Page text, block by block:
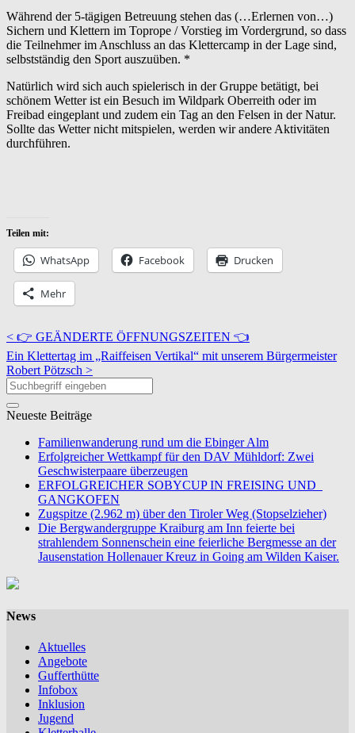
Während der 5-tägigen Betreuung stehen das (…Erlernen von…)
Sichern und Klettern im Toprope / Vorstieg im Vordergrund, so dass
die Teilnehmer im Anschluss an das Klettercamp in der Lage sind,
selbstständig den Sport auszuüben. *
Natürlich wird sich auch spielerisch in der Gruppe betätigt, bei
schönem Wetter ist ein Besuch im Wildpark Oberreith oder im
Freibad eingeplant und zudem ein Tag an den Felsen in der Natur.
Sollte das Wetter nicht mitspielen, werden wir andere Aktivitäten
durchführen.
Teilen mit:
WhatsApp Facebook Drucken
Mehr
< 👉 GEÄNDERTE ÖFFNUNGSZEITEN 👈
Ein Klettertag im „Raiffeisen Vertikal“ mit unserem Bürgermeister
Robert Pötzsch >
Neueste Beiträge
Familienwanderung rund um die Ebinger Alm
Erfolgreicher Wettkampf für den DAV Mühldorf: Zwei
Geschwisterpaare überzeugen
ERFOLGREICHER SOBYCUP IN FREISING UND
GANGKOFEN
Zugspitze (2.962 m) über den Tiroler Weg (Stopselzieher)
Die Bergwandergruppe Kraiburg am Inn feierte bei
strahlendem Sonnenschein eine feierliche Bergmesse an der
Jausenstation Hollenauer Kreuz in Going am Wilden Kaiser.
News
Aktuelles
Angebote
Gufferthütte
Infobox
Inklusion
Jugend